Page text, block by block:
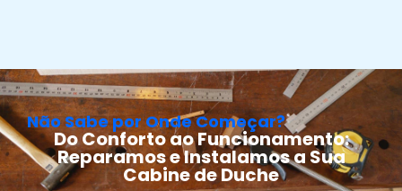
Não Sabe por Onde Começar?
Do Conforto ao Funcionamento:
Reparamos e Instalamos a Sua
Cabine de Duche